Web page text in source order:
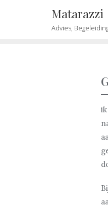
Matarazzi
Advies,